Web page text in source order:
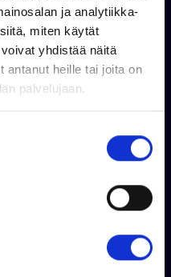
ja analytiikka-
miten käytät
yhdistää näitä
antanut heille tai joita on
palvelujaan.